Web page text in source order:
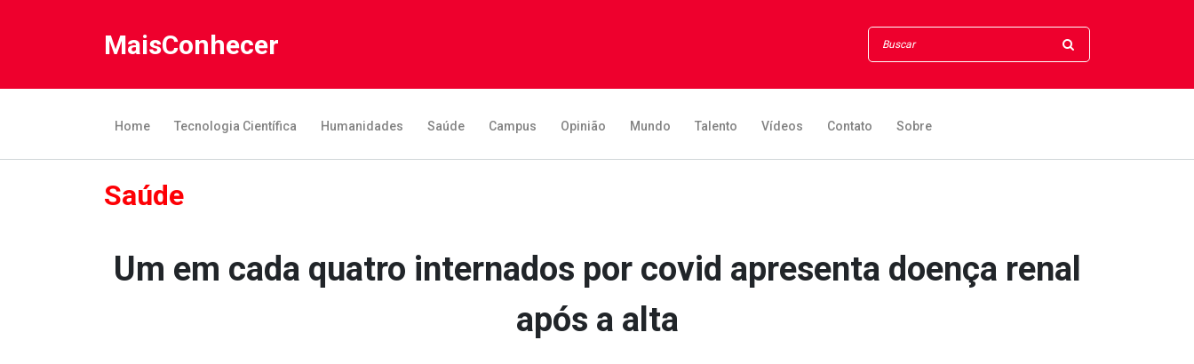
MaisConhecer
Home Tecnologia Científica Humanidades Saúde Campus Opinião Mundo Talento Vídeos Contato Sobre
Saúde
Um em cada quatro internados por covid apresenta doença renal
após a alta